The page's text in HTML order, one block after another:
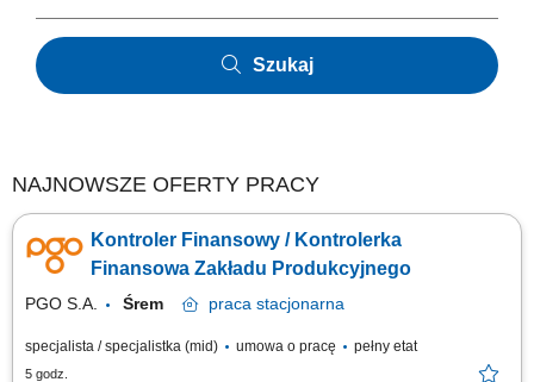
Szukaj
NAJNOWSZE OFERTY PRACY
Kontroler Finansowy / Kontrolerka
Finansowa Zakładu Produkcyjnego
PGO S.A. Śrem praca stacjonarna
specjalista / specjalistka (mid) umowa o pracę pełny etat
5 godz.